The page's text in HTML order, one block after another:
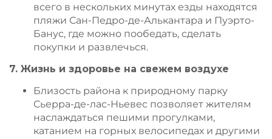
всего в нескольких минутах езды находятся
пляжи Сан-Педро-де-Алькантара и Пуэрто-
Банус, где можно пообедать, сделать
покупки и развлечься.
7. Жизнь и здоровье на свежем воздухе
Близость района к природному парку
Сьерра-де-лас-Ньевес позволяет жителям
наслаждаться пешими прогулками,
катанием на горных велосипедах и другими